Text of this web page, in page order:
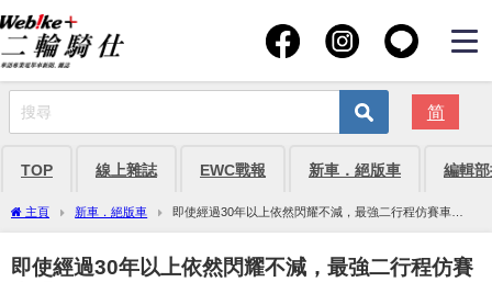
简
TOP 線上雜誌 EWC戰報 新車．絕版車 編輯
主頁 新車．絕版車
即使經過30年以上依然閃耀不減，最強二行程仿賽車
「NSR250R SP」
即使經過30年以上依然閃耀不減，最強二行程仿賽